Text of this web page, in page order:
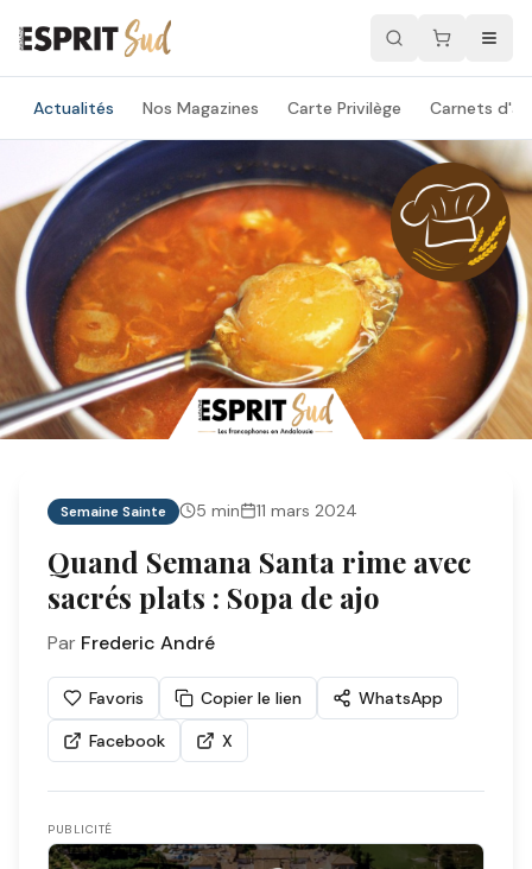
Actualités Nos Magazines Carte Privilège Carnets
Semaine Sainte 5 min 11 mars 2024
Quand Semana Santa rime avec
sacrés plats : Sopa de ajo
Par Frederic André
Favoris Copier le lien
WhatsApp
Facebook
X
PUBLICITÉ